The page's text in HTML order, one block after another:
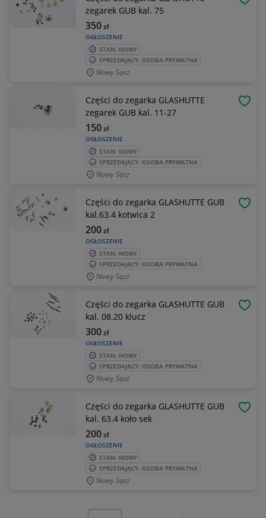
zegarek GUB kal. 75
OGŁOSZENIE
350zł
STAN: NOWY
SPRZEDAJĄCY: OSOBA PRYWATNA
Nowy Sącz
Części do zegarka GLASHUTTE
zegarek GUB kal. 11-27
OGŁOSZENIE
150zł
STAN: NOWY
SPRZEDAJĄCY: OSOBA PRYWATNA
Nowy Sącz
Części do zegarka GLASHUTTE GUB
kal.63.4 kotwica 2
OGŁOSZENIE
200zł
STAN: NOWY
SPRZEDAJĄCY: OSOBA PRYWATNA
Nowy Sącz
Części do zegarka GLASHUTTE GUB
kal. 08.20 klucz
OGŁOSZENIE
300zł
STAN: NOWY
SPRZEDAJĄCY: OSOBA PRYWATNA
Nowy Sącz
Części do zegarka GLASHUTTE GUB
kal. 63.4 koło sek
OGŁOSZENIE
200zł
STAN: NOWY
SPRZEDAJĄCY: OSOBA PRYWATNA
Nowy Sącz